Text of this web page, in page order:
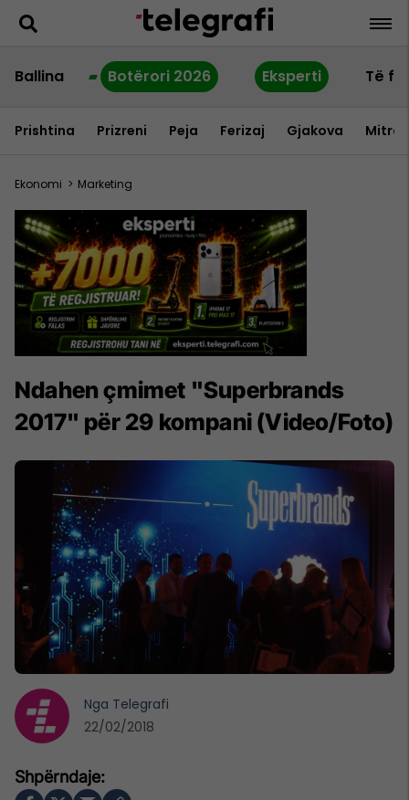
Ballina Botërori 2026 Eksperti Të
Prishtina Prizreni Peja Ferizaj Gjakova
Ekonomi > Marketing
Ndahen çmimet "Superbrands
2017" për 29 kompani (Video/Foto)
Nga Telegrafi
22/02/2018